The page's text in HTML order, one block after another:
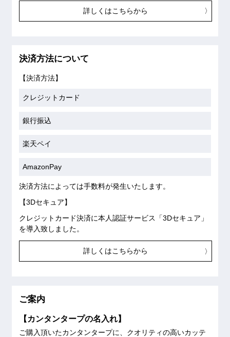
詳しくはこちらから
決済方法について
【決済方法】
クレジットカード
銀行振込
楽天ペイ
AmazonPay
決済方法によっては手数料が発生いたします。
【3Dセキュア】
クレジットカード決済に本人認証サービス「3Dセキュア」
を導入致しました。
詳しくはこちらから
ご案内
【カンタンタープの名入れ】
ご購入頂いたカンタンタープに、クオリティの高いカッテ